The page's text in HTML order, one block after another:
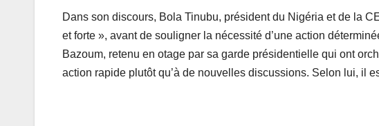
Dans son discours, Bola Tinubu, président du Nigéria et de la
et forte », avant de souligner la nécessité d’une action
Bazoum, retenu en otage par sa garde présidentielle qui ont
action rapide plutôt qu’à de nouvelles discussions. Selon lui, il